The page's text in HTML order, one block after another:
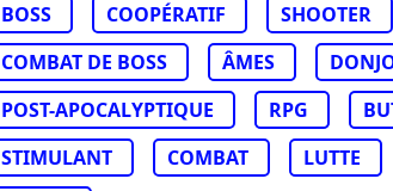
BOSS COOPÉRATIF SHOOTER
COMBAT DE BOSS
ÂMES
POST-APOCALYPTIQUE
RPG
STIMULANT
COMBAT LUTTE